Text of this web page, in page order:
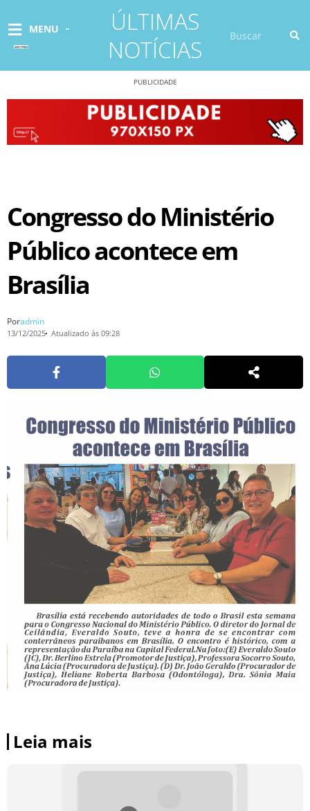
conteúdo
MENU
ÚLTIMAS
NOTÍCIAS
PUBLICIDADE
Congresso do Ministério
Público acontece em
Brasília
Poradmin
13/12/2025 Atualizado às 09:28
Leia mais